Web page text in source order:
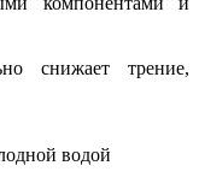
снижает трение,
водой